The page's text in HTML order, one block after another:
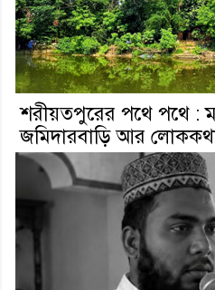
শরীয়তপুরের পথে পথে :
জমিদারবাড়ি আর